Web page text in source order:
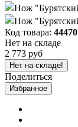
Код товара: 44470
Нет на складе
2 773 руб
Нет на складе!
Поделиться
Избранное